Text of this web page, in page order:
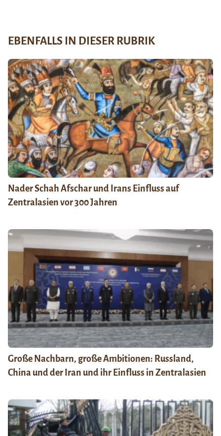
EBENFALLS IN DIESER RUBRIK
Nader Schah Afschar und Irans Einfluss auf
Zentralasien vor 300 Jahren
Große Nachbarn, große Ambitionen: Russland,
China und der Iran und ihr Einfluss in Zentralasien